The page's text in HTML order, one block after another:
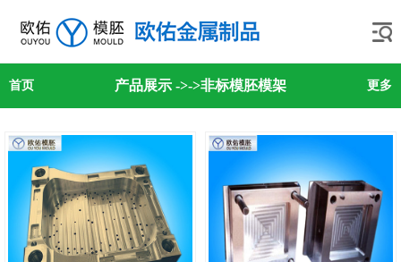
首页 产品展示 ->->非标模胚模架 更多